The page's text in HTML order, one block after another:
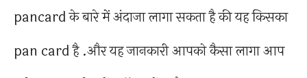
pancard के बारे में अंदाजा लागा सकता है की यह किसका
pan card है .और यह जानकारी आपको कैसा लागा आप